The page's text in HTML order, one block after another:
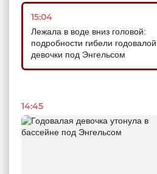
15:04
Лежала в воде вниз головой:
подробности гибели годовалой
девочки под Энгельсом
14:45